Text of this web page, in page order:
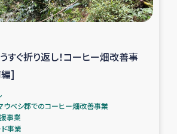
におけるシリア難民支援事業
部 スラウェシの地震・津波被災者支援
ランカ ジャフナ県干物事業
すぐ折り返し！コーヒー畑改善事
]
ウベシ郡でのコーヒー畑改善事業
事業
事業